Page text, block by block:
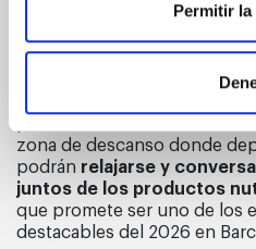
Permitir
corredores de múltiples
una carrera vertical
686 escalones.
y su nutrición para
presentes en la Fan Zone
zona de descanso donde
podrán relajarse y
juntos de los productos
que promete ser uno de los
destacables del 2026 en